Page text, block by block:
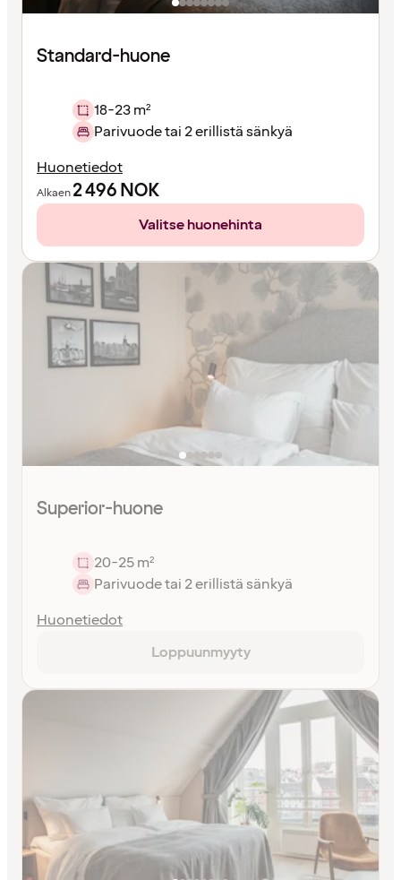
Standard-huone
18-23 m²
Parivuode tai 2 erillistä sänkyä
Huonetiedot
Alkaen2 496NOK
Valitse huonehinta
Superior-huone
20-25 m²
Parivuode tai 2 erillistä sänkyä
Huonetiedot
Loppuunmyyty